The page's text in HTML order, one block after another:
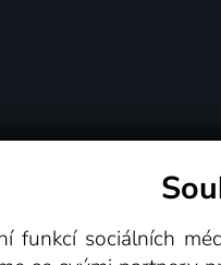
funkcí sociálních